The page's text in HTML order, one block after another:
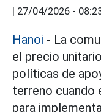
| 27/04/2026 -
Hanoi - La
el precio
políticas de
terreno cuando
para